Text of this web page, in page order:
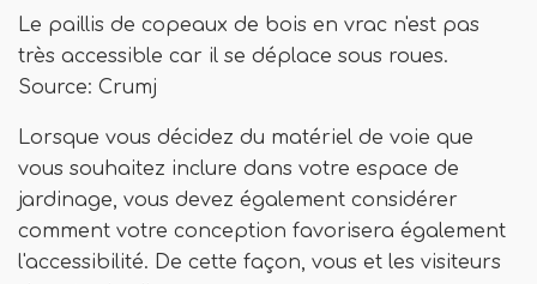
Le paillis de copeaux de bois en vrac n'est pas
très accessible car il se déplace sous roues.
Source: Crumj
Lorsque vous décidez du matériel de voie que
vous souhaitez inclure dans votre espace de
jardinage, vous devez également considérer
comment votre conception favorisera également
l'accessibilité. De cette façon, vous et les visiteurs